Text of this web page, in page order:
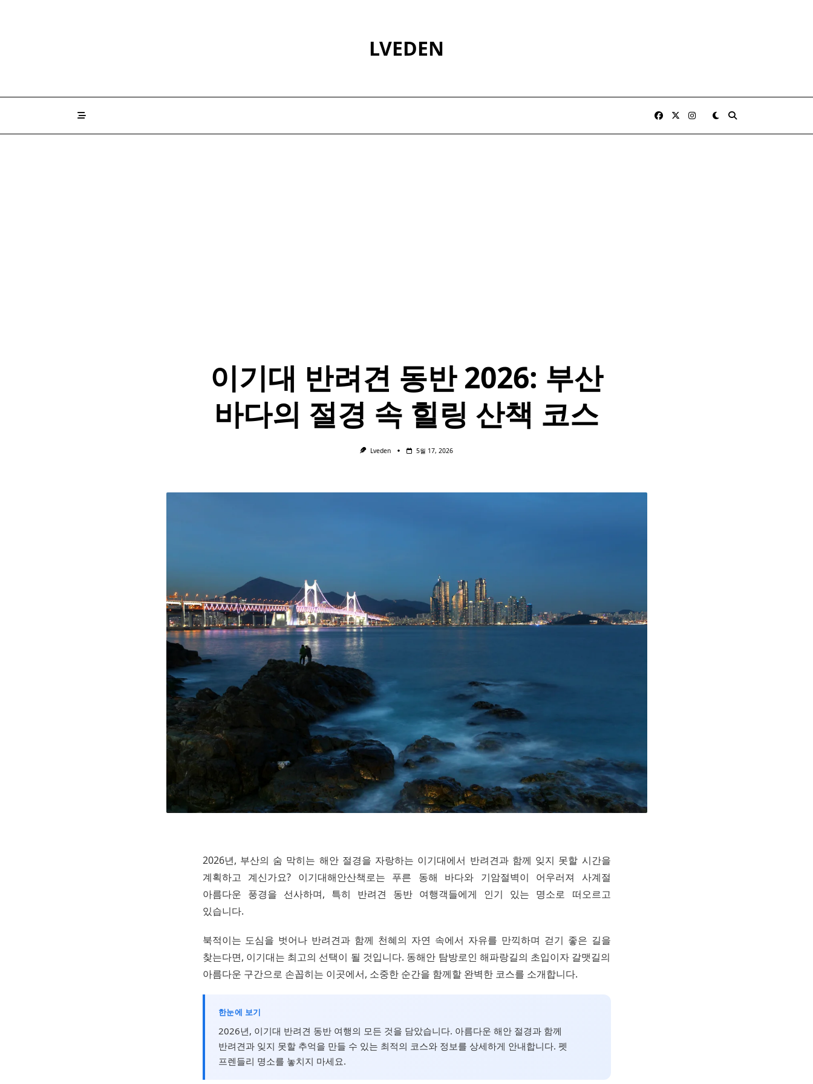
LVEDEN
이기대 반려견 동반 2026: 부산
바다의 절경 속 힐링 산책 코스
Lveden 5월 17, 2026
2026년, 부산의 숨 막히는 해안 절경을 자랑하는 이기대에서 반려견과 함께 잊지 못할 시간을
계획하고 계신가요? 이기대해안산책로는 푸른 동해 바다와 기암절벽이 어우러져 사계절
아름다운 풍경을 선사하며, 특히 반려견 동반 여행객들에게 인기 있는 명소로 떠오르고
있습니다.
북적이는 도심을 벗어나 반려견과 함께 천혜의 자연 속에서 자유를 만끽하며 걷기 좋은 길을
찾는다면, 이기대는 최고의 선택이 될 것입니다. 동해안 탐방로인 해파랑길의 초입이자 갈맷길의
아름다운 구간으로 손꼽히는 이곳에서, 소중한 순간을 함께할 완벽한 코스를 소개합니다.
한눈에 보기
2026년, 이기대 반려견 동반 여행의 모든 것을 담았습니다. 아름다운 해안 절경과 함께
반려견과 잊지 못할 추억을 만들 수 있는 최적의 코스와 정보를 상세하게 안내합니다. 펫
프렌들리 명소를 놓치지 마세요.